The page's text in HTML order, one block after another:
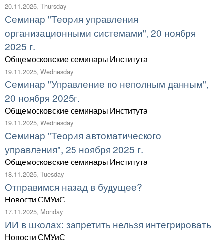
20.11.2025, Thursday
Семинар "Теория управления
организационными системами", 20 ноября
2025 г.
Общемосковские семинары Института
19.11.2025, Wednesday
Семинар "Управление по неполным данным",
20 ноября 2025г.
Общемосковские семинары Института
19.11.2025, Wednesday
Семинар "Теория автоматического
управления", 25 ноября 2025 г.
Общемосковские семинары Института
18.11.2025, Tuesday
Отправимся назад в будущее?
Новости СМУиС
17.11.2025, Monday
ИИ в школах: запретить нельзя интегрировать
Новости СМУиС